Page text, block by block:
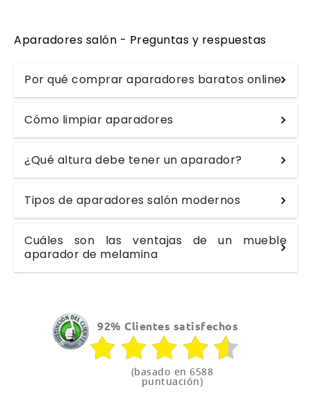
Aparadores salón - Preguntas y respuestas
Por qué comprar aparadores baratos online
Cómo limpiar aparadores
¿Qué altura debe tener un aparador?
Tipos de aparadores salón modernos
Cuáles son las ventajas de un mueble
aparador de melamina
92% Clientes satisfechos
(basado en 6588
puntuación)